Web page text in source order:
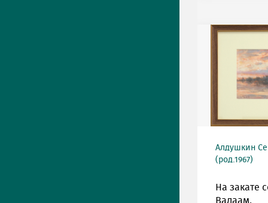
Алдушкин
(род.1967)
На закате
Валаам.